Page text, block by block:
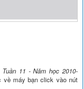
11 - Năm học 2010-
về máy bạn click vào nút